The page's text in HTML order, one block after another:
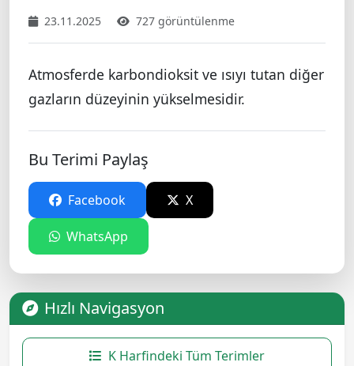
23.11.2025 727 görüntülenme
Atmosferde karbondioksit ve ısıyı tutan diğer
gazların düzeyinin yükselmesidir.
Bu Terimi Paylaş
Facebook X
WhatsApp
Hızlı Navigasyon
K Harfindeki Tüm Terimler